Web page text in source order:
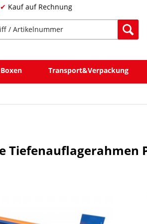
Kauf auf Rechnung
Transport&Verpackung
Tiefenauflagerahmen